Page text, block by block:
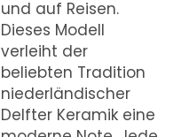
und auf Reisen.
Dieses Modell
verleiht der
beliebten Tradition
niederländischer
Delfter Keramik eine